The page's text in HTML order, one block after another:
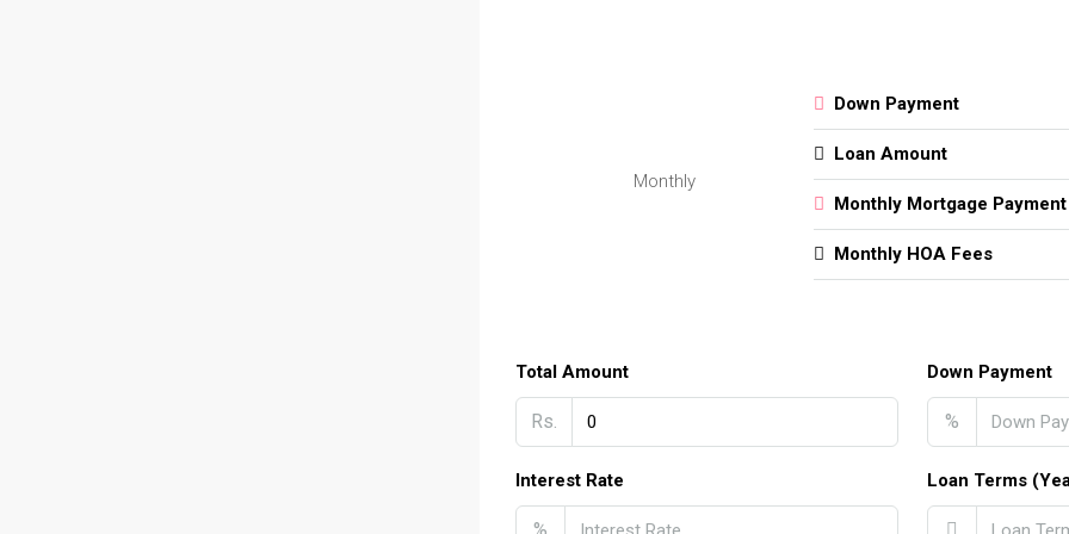
Monthly
Down Payment
Loan Amount
Monthly Mortgage Payment
Monthly HOA Fees
Total Amount
Rs.
Down Payment
%
Interest Rate Loan Terms